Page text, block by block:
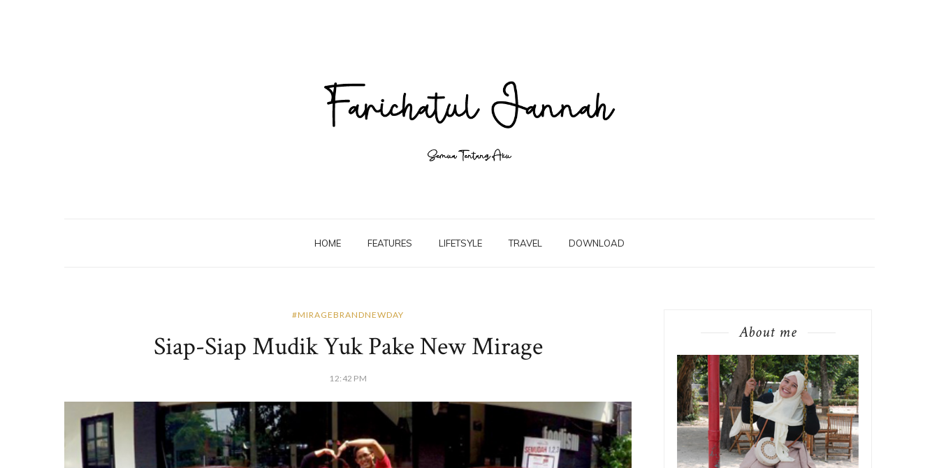
HOME FEATURES LIFETSYLE TRAVEL DOWNLOAD
#MIRAGEBRANDNEWDAY
Siap-Siap Mudik Yuk Pake New Mirage
12:42 PM
About me